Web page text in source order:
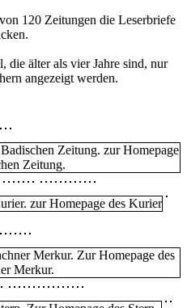
120 Zeitungen die Leserbriefe
die älter als vier Jahre sind, nur
angezeigt werden.